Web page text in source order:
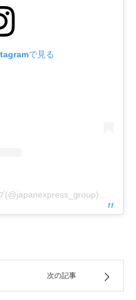
で見る
次の記事